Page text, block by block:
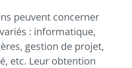
peuvent concerner
: informatique,
gestion de projet,
etc. Leur obtention